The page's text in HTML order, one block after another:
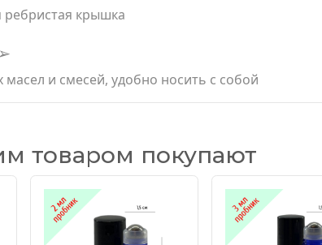
ребристая крышка
и смесей, удобно носить с собой
товаром покупают